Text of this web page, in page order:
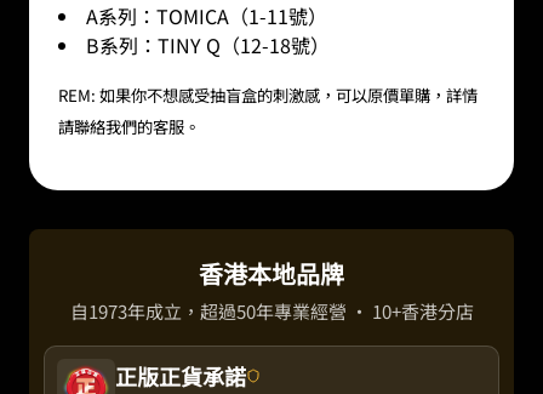
A系列：TOMICA（1-11號）
B系列：TINY Q（12-18號）
REM: 如果你不想感受抽盲盒的刺激感，可以原價單購，詳情
請聯絡我們的客服。
香港本地品牌
自1973年成立，超過50年專業經營 · 10+香港分店
正版正貨承諾